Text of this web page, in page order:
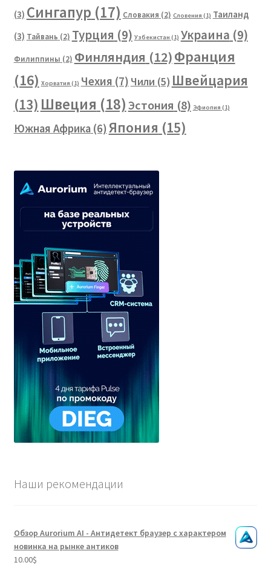
(3) Сингапур (17) Словакия (2) Словения (1) Таиланд
(3) Тайвань (2) Турция (9) Узбекистан (1) Украина (9)
Филиппины (2) Финляндия (12)Франция
(16) Хорватия (1) Чехия (7) Чили (5) Швейцария
(13) Швеция (18)Эстония (8) Эфиопия (1)
Южная Африка(6)Япония (15)
Наши рекомендации
Обзор Aurorium AI - Антидетект браузер с характером
новинка на рынке антиков
10.00$